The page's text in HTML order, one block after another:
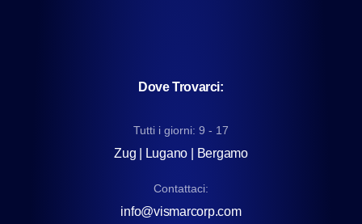
Dove Trovarci:
Tutti i giorni: 9 - 17
Zug | Lugano | Bergamo
Contattaci:
info@vismarcorp.com